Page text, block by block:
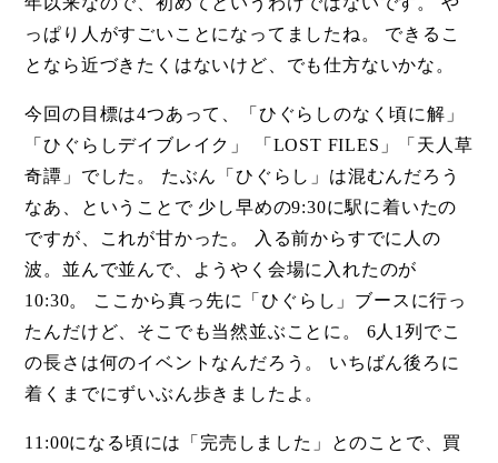
っぱり人がすごいことになってましたね。 できるこ
となら近づきたくはないけど、でも仕方ないかな。
今回の目標は4つあって、「ひぐらしのなく頃に解」
「ひぐらしデイブレイク」 「LOST FILES」「天人草
奇譚」でした。 たぶん「ひぐらし」は混むんだろう
なあ、ということで 少し早めの9:30に駅に着いたの
ですが、これが甘かった。 入る前からすでに人の
波。並んで並んで、ようやく会場に入れたのが
10:30。 ここから真っ先に「ひぐらし」ブースに行っ
たんだけど、そこでも当然並ぶことに。 6人1列でこ
の長さは何のイベントなんだろう。 いちばん後ろに
着くまでにずいぶん歩きましたよ。
11:00になる頃には「完売しました」とのことで、買